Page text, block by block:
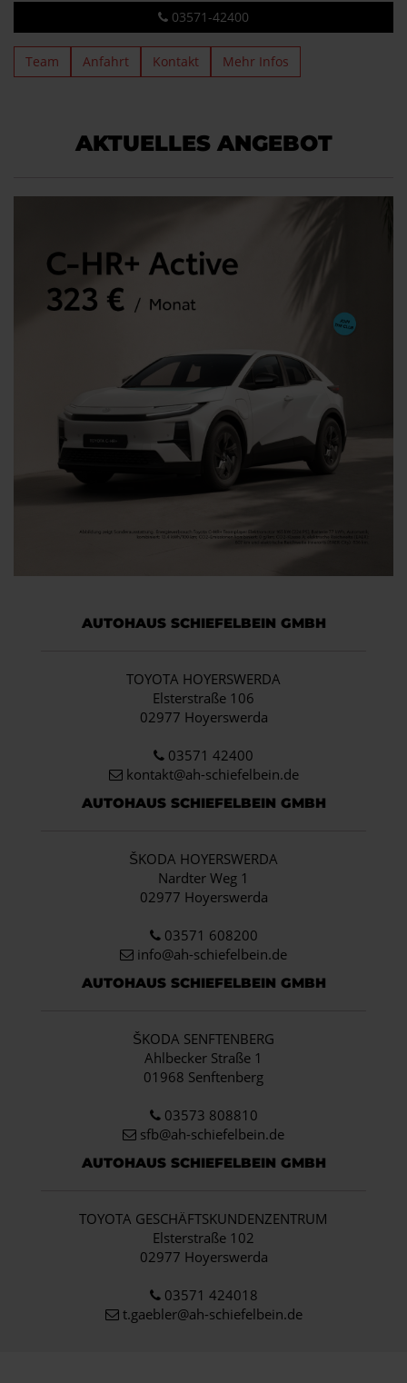
03571-42400
Team Anfahrt Kontakt Mehr Infos
AKTUELLES ANGEBOT
AUTOHAUS SCHIEFELBEIN GMBH
TOYOTA HOYERSWERDA
Elsterstraße 106
02977 Hoyerswerda
03571 42400
kontakt@ah-schiefelbein.de
AUTOHAUS SCHIEFELBEIN GMBH
ŠKODA HOYERSWERDA
Nardter Weg 1
02977 Hoyerswerda
03571 608200
info@ah-schiefelbein.de
AUTOHAUS SCHIEFELBEIN GMBH
ŠKODA SENFTENBERG
Ahlbecker Straße 1
01968 Senftenberg
03573 808810
sfb@ah-schiefelbein.de
AUTOHAUS SCHIEFELBEIN GMBH
TOYOTA GESCHÄFTSKUNDENZENTRUM
Elsterstraße 102
02977 Hoyerswerda
03571 424018
t.gaebler@ah-schiefelbein.de